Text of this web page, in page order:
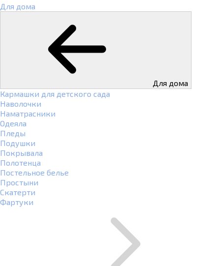
Для дома
Для дома
Кармашки для детского сада
Наволочки
Наматрасники
Одеяла
Пледы
Подушки
Покрывала
Полотенца
Постельное белье
Простыни
Скатерти
Фартуки